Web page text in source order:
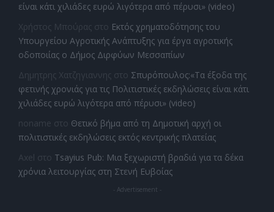
είναι κάτι χιλιάδες ευρώ λιγότερα από πέρυσι» (video)
Χρήστος Μπούρας στο Εκτός χρηματοδότησης του
Υπουργείου Αγροτικής Ανάπτυξης για έργα αγροτικής
οδοποιίας ο Δήμος Διρφύων Μεσσαπίων
Δημητρης Χατζηγιαννης στο Σπυρόπουλος:«Τα έξοδα της
φετινής χρονιάς για τις Πολιτιστικές εκδηλώσεις είναι κάτι
χιλιάδες ευρώ λιγότερα από πέρυσι» (video)
noname στο Θετικό βήμα από τη Δημοτική αρχή οι
πολιτιστικές εκδηλώσεις εκτός κεντρικής πλατείας
Axel στο Tsayius Pub: Μια ξεχωριστή βραδιά για τα δέκα
χρόνια λειτουργίας στη Στενή Ευβοίας
- Advertisement -